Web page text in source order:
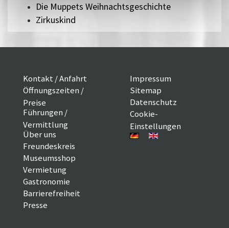
Die Muppets Weihnachtsgeschichte
Zirkuskind
Kontakt / Anfahrt
Öffnungszeiten /
Preise
Führungen /
Vermittlung
Über uns
Freundeskreis
Museumsshop
Vermietung
Gastronomie
Barrierefreiheit
Presse
Impressum
Sitemap
Datenschutz
Cookie-
Einstellungen